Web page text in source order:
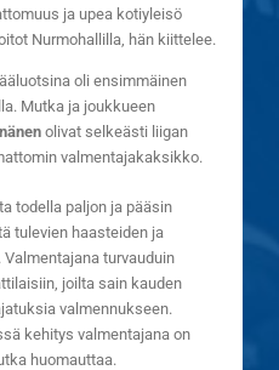
ja upea kotiyleisö
Nurmohallilla, hän kiittelee.
oli ensimmäinen
Mutka ja joukkueen
olivat selkeästi liigan
valmentajakaksikko.
todella paljon ja pääsin
tulevien haasteiden ja
turvauduin
joilta sain kauden
valmennukseen.
kehitys valmentajana on
huomauttaa.